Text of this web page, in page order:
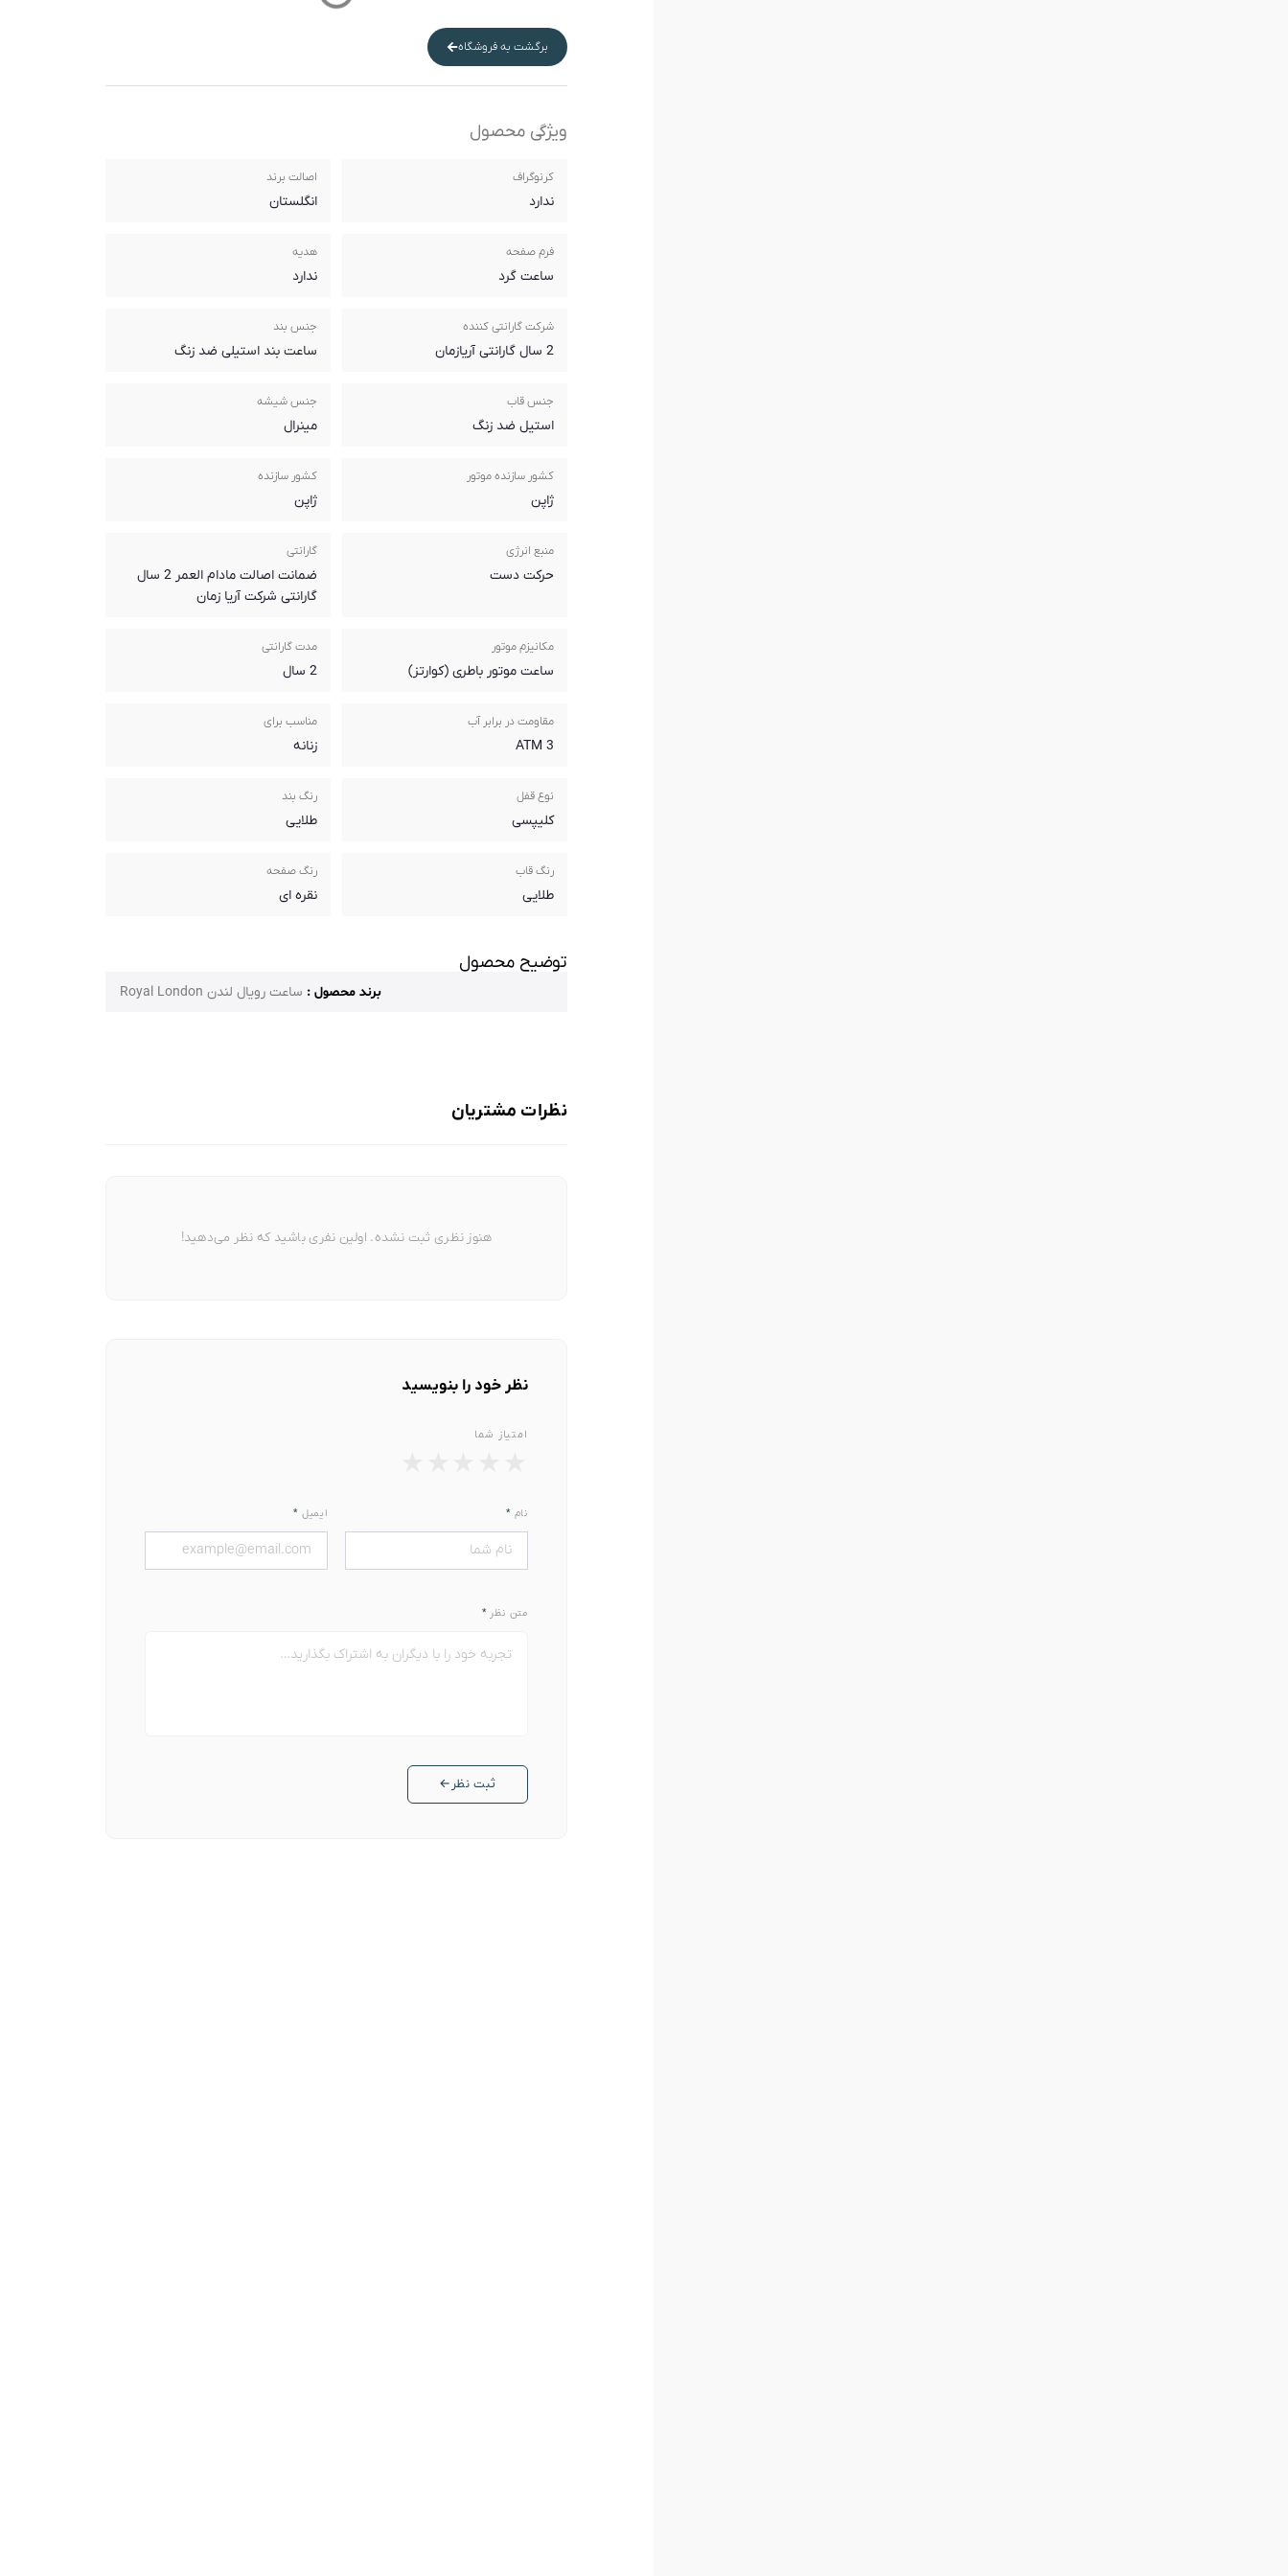
برگشت به فروشگاه
ویژگی محصول
کرنوگراف
ندارد
اصالت برند
انگلستان
فرم صفحه
ساعت گرد
هدیه
ندارد
شرکت گارانتی کننده
2 سال گارانتی آریازمان
جنس بند
ساعت بند استیلی ضد زنگ
جنس قاب
استیل ضد زنگ
جنس شیشه
مینرال
کشور سازنده موتور
ژاپن
کشور سازنده
ژاپن
منبع انرژی
حرکت دست
گارانتی
ضمانت اصالت مادام العمر 2 سال
گارانتی شرکت آریا زمان
مکانیزم موتور
ساعت موتور باطری (کوارتز)
مدت گارانتی
2 سال
مقاومت در برابر آب
3 ATM
مناسب برای
زنانه
نوع قفل
کلیپسی
رنگ بند
طلایی
رنگ قاب
طلایی
رنگ صفحه
نقره ای
توضیح محصول
برند محصول : ساعت رویال لندن Royal London
نظرات مشتریان
هنوز نظری ثبت نشده. اولین نفری باشید که نظر می‌دهید!
نظر خود را بنویسید
امتیاز شما
نام* ایمیل *
متن نظر*
ثبت نظر ←